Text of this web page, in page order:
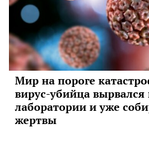
Мир на пороге
вирус-убийца вырвался
лаборатории и уже
жертвы